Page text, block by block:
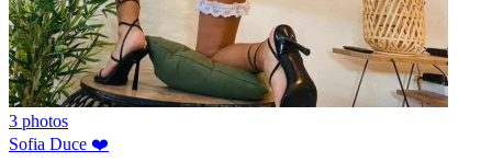
3 photos
Sofia Duce ❤️